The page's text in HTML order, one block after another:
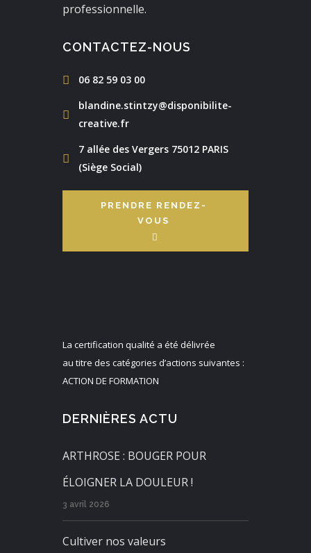
professionnelle.
CONTACTEZ-NOUS
06 82 59 03 00
blandine.stintzy@disponibilite-
creative.fr
7 allée des Vergers 75012 PARIS
(Siège Social)
PRENDRE RENDEZ-
VOUS
La certification qualité a été délivrée
au titre des catégories d’actions suivantes :
ACTION DE FORMATION
DERNIÈRES ACTU
ARTHROSE : BOUGER POUR
ÉLOIGNER LA DOULEUR !
3 avril 2026
Cultiver nos valeurs